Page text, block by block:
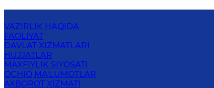
VAZIRLIK HAQIDA
FAOLIYAT
DAVLAT XIZMATLARI
HUJJATLAR
MAXFIYLIK SIYOSATI
OCHIQ MA'LUMOTLAR
AXBOROT XIZMATI